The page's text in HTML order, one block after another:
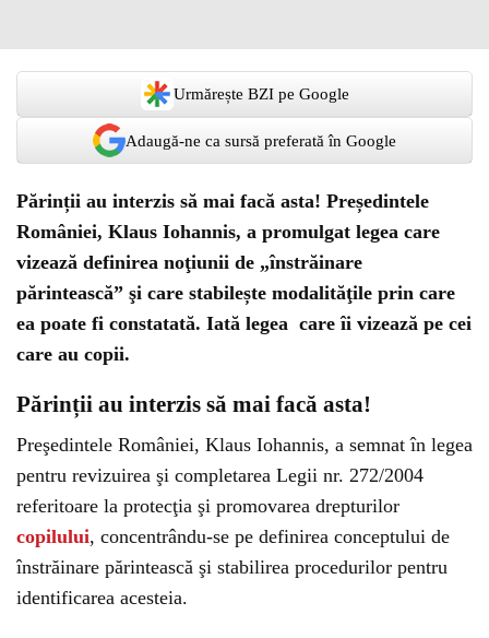
Urmărește BZI pe Google
Adaugă-ne ca sursă preferată în Google
Părinții au interzis să mai facă asta! Președintele
României, Klaus Iohannis, a promulgat legea care
vizează definirea noţiunii de „înstrăinare
părintească” şi care stabilește modalităţile prin care
ea poate fi constatată. Iată legea care îi vizează pe cei
care au copii.
Părinții au interzis să mai facă asta!
Preşedintele României, Klaus Iohannis, a semnat în legea
pentru revizuirea şi completarea Legii nr. 272/2004
referitoare la protecţia şi promovarea drepturilor
copilului, concentrându-se pe definirea conceptului de
înstrăinare părintească şi stabilirea procedurilor pentru
identificarea acesteia.